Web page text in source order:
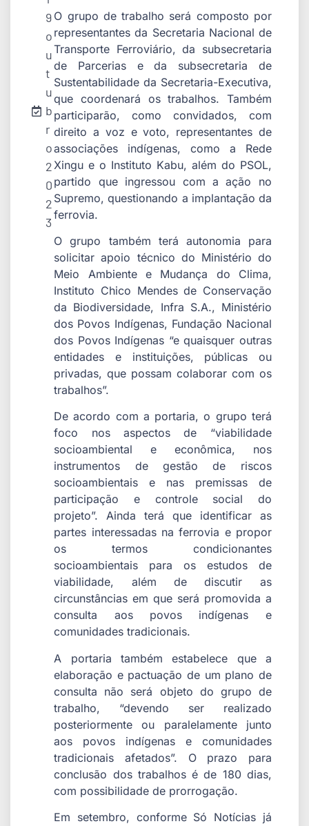
9
o
u
t
u
b
r
o
2
0
2
3
O grupo de trabalho será composto por
representantes da Secretaria Nacional de
Transporte Ferroviário, da subsecretaria
de Parcerias e da subsecretaria de
Sustentabilidade da Secretaria-Executiva,
que coordenará os trabalhos. Também
participarão, como convidados, com
direito a voz e voto, representantes de
associações indígenas, como a Rede
Xingu e o Instituto Kabu, além do PSOL,
partido que ingressou com a ação no
Supremo, questionando a implantação da
ferrovia.
O grupo também terá autonomia para
solicitar apoio técnico do Ministério do
Meio Ambiente e Mudança do Clima,
Instituto Chico Mendes de Conservação
da Biodiversidade, Infra S.A., Ministério
dos Povos Indígenas, Fundação Nacional
dos Povos Indígenas “e quaisquer outras
entidades e instituições, públicas ou
privadas, que possam colaborar com os
trabalhos”.
De acordo com a portaria, o grupo terá
foco nos aspectos de “viabilidade
socioambiental e econômica, nos
instrumentos de gestão de riscos
socioambientais e nas premissas de
participação e controle social do
projeto”. Ainda terá que identificar as
partes interessadas na ferrovia e propor
os termos condicionantes
socioambientais para os estudos de
viabilidade, além de discutir as
circunstâncias em que será promovida a
consulta aos povos indígenas e
comunidades tradicionais.
A portaria também estabelece que a
elaboração e pactuação de um plano de
consulta não será objeto do grupo de
trabalho, “devendo ser realizado
posteriormente ou paralelamente junto
aos povos indígenas e comunidades
tradicionais afetados”. O prazo para
conclusão dos trabalhos é de 180 dias,
com possibilidade de prorrogação.
Em setembro, conforme Só Notícias já